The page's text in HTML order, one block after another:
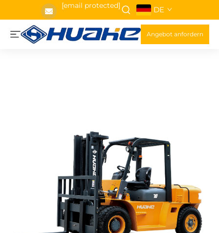
[email protected] DE
Angebot anfordern